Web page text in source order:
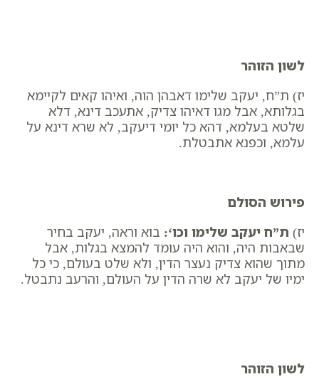
לשון הזוהר
יז) ת”ח, יעקב שלימו דאבהן הוה, ואיהו קאים לקיימא
בגלותא, אבל מגו דאיהו צדיק, אתעכב דינא, דלא
שלטא בעלמא, דהא כל יומי דיעקב, לא שרא דינא על
עלמא, וכפנא אתבטלת.
פירוש הסולם
יז) ת”ח יעקב שלימו וכו‘: בוא וראה, יעקב בחיר
שבאבות היה, והוא היה עומד להמצא בגלות, אבל
מתוך שהוא צדיק נעצר הדין, ולא שלט בעולם, כי כל
ימיו של יעקב לא שרה הדין על העולם, והרעב נתבטל.
לשון הזוהר